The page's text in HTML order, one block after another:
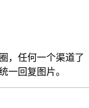
，任何一个渠道了
一回复图片。